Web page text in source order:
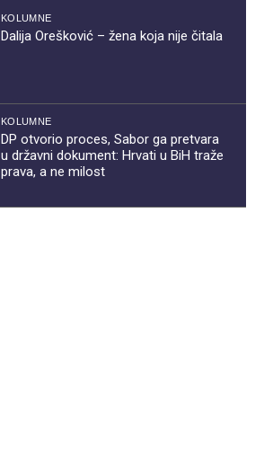
KOLUMNE
Dalija Orešković – žena koja nije čitala
KOLUMNE
DP otvorio proces, Sabor ga pretvara
u državni dokument: Hrvati u BiH traže
prava, a ne milost